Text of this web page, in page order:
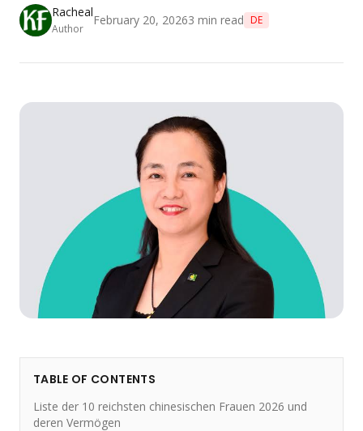
Racheal
Author
February 20, 20263 min read DE
TABLE OF CONTENTS
Liste der 10 reichsten chinesischen Frauen 2026 und
deren Vermögen